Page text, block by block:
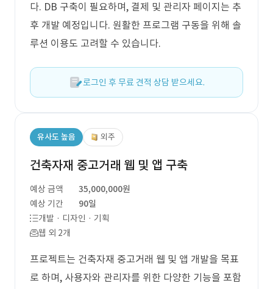
다. DB 구축이 필요하며, 결제 및 관리자 페이지는 추
후 개발 예정입니다. 원활한 프로그램 구동을 위해 솔
루션 이용도 고려할 수 있습니다.
로그인 후 무료 견적 상담 받으세요.
유사도 높음 외주
건축자재 중고거래 웹 및 앱 구축
예상 금액
35,000,000원
예상 기간
90일
개발 · 디자인 · 기획
웹 외 2개
프로젝트는 건축자재 중고거래 웹 및 앱 개발을 목표
로 하며, 사용자와 관리자를 위한 다양한 기능을 포함